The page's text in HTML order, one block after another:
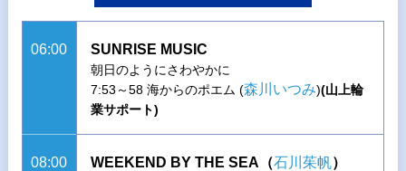
06:00 SUNRISE MUSIC
朝日のようにさわやかに
7:53～58 海からのポエム (森川いつみ)(山上輪
業サポート)
08:00 WEEKEND BY THE SEA（石川茱帆）